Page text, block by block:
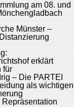
am 08. und
Münster –
erklärt
für
– Die PARTEI
als wichtigen